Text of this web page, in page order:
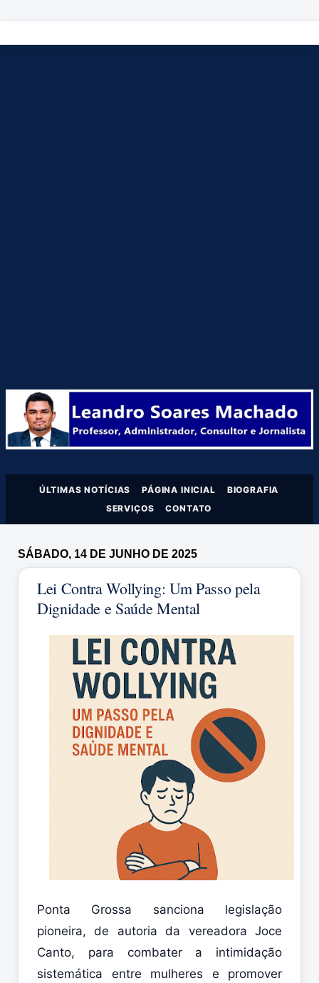
ÚLTIMAS NOTÍCIAS PÁGINA INICIAL
BIOGRAFIA
SERVIÇOS
CONTATO
SÁBADO, 14 DE JUNHO DE 2025
Lei Contra Wollying: Um Passo pela
Dignidade e Saúde Mental
Ponta Grossa sanciona legislação
pioneira, de autoria da vereadora Joce
Canto, para combater a intimidação
sistemática entre mulheres e promover